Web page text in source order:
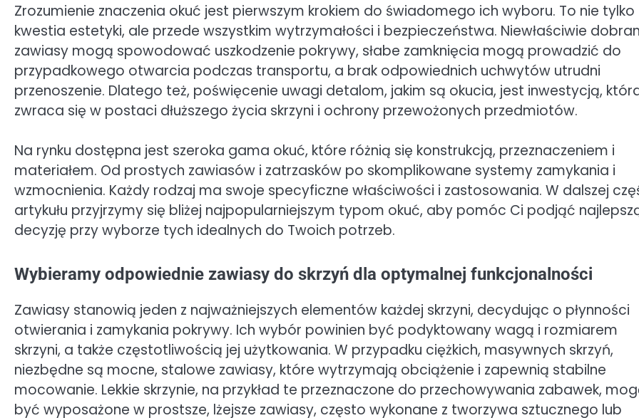
Zrozumienie znaczenia okuć jest pierwszym krokiem do świadomego ich wyboru. To nie tylko
kwestia estetyki, ale przede wszystkim wytrzymałości i bezpieczeństwa. Niewłaściwie
zawiasy mogą spowodować uszkodzenie pokrywy, słabe zamknięcia mogą prowadzić do
przypadkowego otwarcia podczas transportu, a brak odpowiednich uchwytów utrudni
przenoszenie. Dlatego też, poświęcenie uwagi detalom, jakim są okucia, jest inwestycją,
zwraca się w postaci dłuższego życia skrzyni i ochrony przewożonych przedmiotów.
Na rynku dostępna jest szeroka gama okuć, które różnią się konstrukcją, przeznaczeniem i
materiałem. Od prostych zawiasów i zatrzasków po skomplikowane systemy zamykania i
wzmocnienia. Każdy rodzaj ma swoje specyficzne właściwości i zastosowania. W dalszej
artykułu przyjrzymy się bliżej najpopularniejszym typom okuć, aby pomóc Ci podjąć
decyzję przy wyborze tych idealnych do Twoich potrzeb.
Wybieramy odpowiednie zawiasy do skrzyń dla optymalnej funkcjonalności
Zawiasy stanowią jeden z najważniejszych elementów każdej skrzyni, decydując o płynności
otwierania i zamykania pokrywy. Ich wybór powinien być podyktowany wagą i rozmiarem
skrzyni, a także częstotliwością jej użytkowania. W przypadku ciężkich, masywnych skrzyń,
niezbędne są mocne, stalowe zawiasy, które wytrzymają obciążenie i zapewnią stabilne
mocowanie. Lekkie skrzynie, na przykład te przeznaczone do przechowywania zabawek,
być wyposażone w prostsze, lżejsze zawiasy, często wykonane z tworzywa sztucznego lub